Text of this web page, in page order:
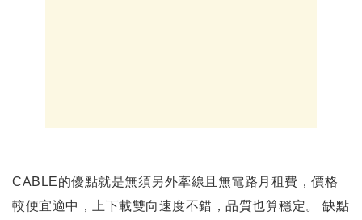
CABLE的優點就是無須另外牽線且無電路月租費， 價格
較便宜適中，上下載雙向速度不錯，品質也算穩定。
缺點